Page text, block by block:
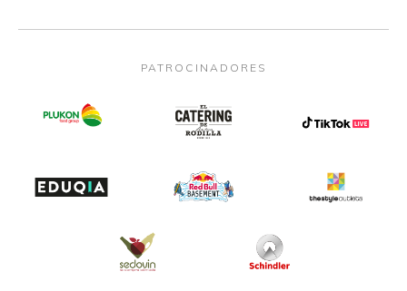
PATROCINADORES